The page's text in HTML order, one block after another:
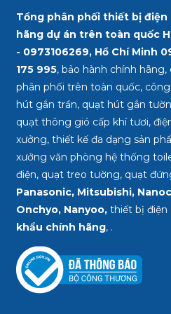
Tổng phân phối thiết bị điện
hãng dự án trên toàn quốc
- 0973106269, Hồ Chí Minh
175 995, bảo hành chính hãng,
phân phối trên toàn quốc,
hút gắn trần, quạt hút gắn
quạt thông gió cấp khí tươi,
xưởng, thiết kế đa dạng sản
xưởng văn phòng hệ thống
điện, quạt treo tường, quạt
Panasonic, Mitsubishi,
Onchyo, Nanyoo,thiết bị điện
khẩu chính hãng, .